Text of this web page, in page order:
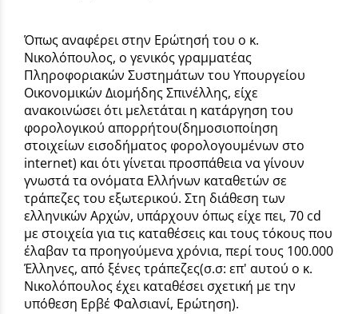
Όπως αναφέρει στην Ερώτησή του ο κ.
Νικολόπουλος, ο γενικός γραμματέας
Πληροφοριακών Συστημάτων του Υπουργείου
Οικονομικών Διομήδης Σπινέλλης, είχε
ανακοινώσει ότι μελετάται η κατάργηση του
φορολογικού απορρήτου(δημοσιοποίηση
στοιχείων εισοδήματος φορολογουμένων στο
internet) και ότι γίνεται προσπάθεια να γίνουν
γνωστά τα ονόματα Ελλήνων καταθετών σε
τράπεζες του εξωτερικού. Στη διάθεση των
ελληνικών Αρχών, υπάρχουν όπως είχε πει, 70 cd
με στοιχεία για τις καταθέσεις και τους τόκους που
έλαβαν τα προηγούμενα χρόνια, περί τους 100.000
Έλληνες, από ξένες τράπεζες(σ.σ: επ' αυτού ο κ.
Νικολόπουλος έχει καταθέσει σχετική με την
υπόθεση Ερβέ Φαλσιανί, Ερώτηση).